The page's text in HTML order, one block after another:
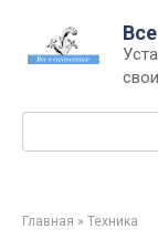
контенту
Главная » Техника